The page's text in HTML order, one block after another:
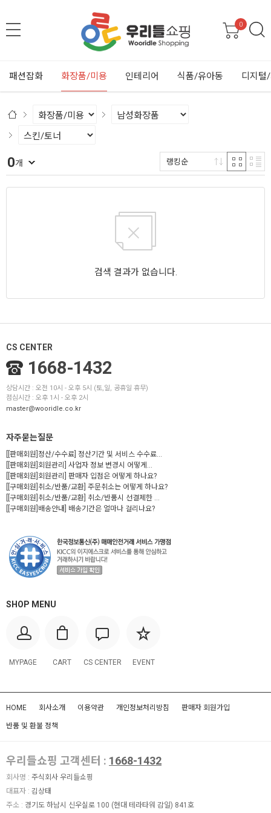
0
패션잡화 화장품/미용 인테리어 식품/유아동 디지털
0개 랭킹순
검색 결과가 없습니다.
CS CENTER
1668-1432
상담시간 : 오전 10시 - 오후 5시 (토,일, 공휴일 휴무)
점심시간 : 오후 1시 - 오후 2시
master@wooridle.co.kr
자주묻는질문
[[판매회원]정산/수수료] 정산기간 및 서비스 수수료...
[[판매회원]회원관리] 사업자 정보 변경시 어떻게...
[[판매회원]회원관리] 판매자 입점은 어떻게 하나요?
[[구매회원]취소/반품/교환] 주문취소는 어떻게 하나요?
[[구매회원]취소/반품/교환] 취소/반품시 선결제한 ...
[[구매회원]배송안내] 배송기간은 얼마나 걸리나요?
SHOP MENU
MYPAGE CART CS CENTER EVENT
HOME 회사소개 이용약관 개인정보처리방침 판매자 회원가입
반품 및 환불 정책
우리들쇼핑 고객센터 : 1668-1432
회사명 : 주식회사 우리들쇼핑
대표자 : 김상태
주소 : 경기도 하남시 신우실로 100 (현대 테라타워 감일) 841호